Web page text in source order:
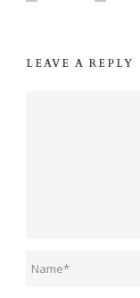
LEAVE A REPLY